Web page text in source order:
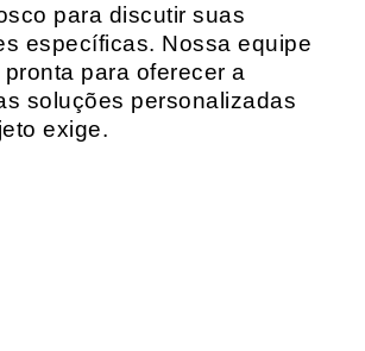
para discutir suas
específicas. Nossa equipe
para oferecer a
soluções personalizadas
exige.